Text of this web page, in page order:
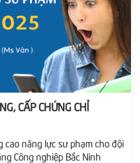
CẤP CHỨNG CHỈ
năng lực sư phạm cho đội
Công nghiệp Bắc Ninh